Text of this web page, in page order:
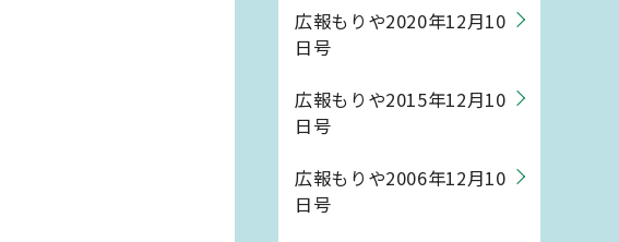
広報もりや2020年12月10
日号
広報もりや2015年12月10
日号
広報もりや2006年12月10
日号